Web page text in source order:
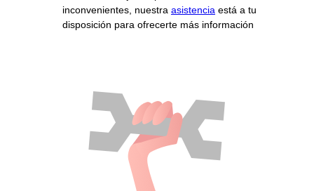
inconvenientes, nuestra asistencia está a tu
disposición para ofrecerte más información